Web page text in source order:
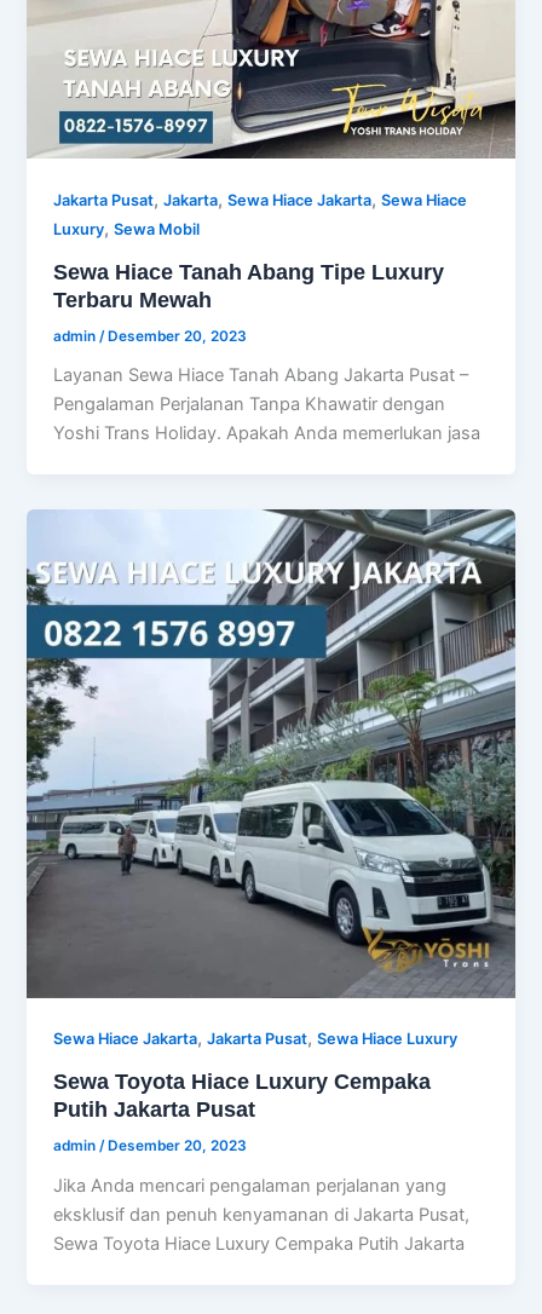
Jakarta Pusat,Jakarta,Sewa Hiace Jakarta,Sewa Hiace
Luxury,Sewa Mobil
Sewa Hiace Tanah Abang Tipe Luxury
Terbaru Mewah
admin /Desember 20, 2023
Layanan Sewa Hiace Tanah Abang Jakarta Pusat –
Pengalaman Perjalanan Tanpa Khawatir dengan
Yoshi Trans Holiday. Apakah Anda memerlukan jasa
Sewa Hiace Jakarta,Jakarta Pusat,Sewa Hiace Luxury
Sewa Toyota Hiace Luxury Cempaka
Putih Jakarta Pusat
admin/ Desember 20, 2023
Jika Anda mencari pengalaman perjalanan yang
eksklusif dan penuh kenyamanan di Jakarta Pusat,
Sewa Toyota Hiace Luxury Cempaka Putih Jakarta